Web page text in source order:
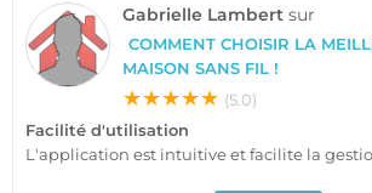
Gabrielle Lambert sur
COMMENT CHOISIR LA
MAISON SANS FIL !
★★★★★ (5.0)
Facilité d'utilisation
L'application est intuitive et facilite la